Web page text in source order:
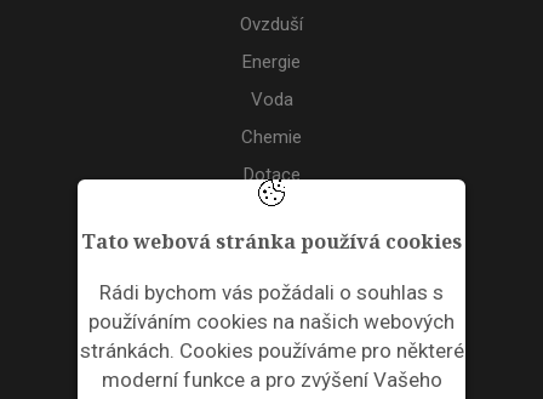
Tato webová stránka používá cookies
Rádi bychom vás požádali o souhlas s
používáním cookies na našich webových
stránkách. Cookies používáme pro některé
moderní funkce a pro zvýšení Vašeho
Ovzduší
Energie
Voda
Chemie
Dotace
Akce
ODPADNÍ PLASTY